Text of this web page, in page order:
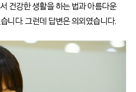
건강한 생활을 하는 법과 아름다운
니다. 그런데 답변은 의외였습니다.